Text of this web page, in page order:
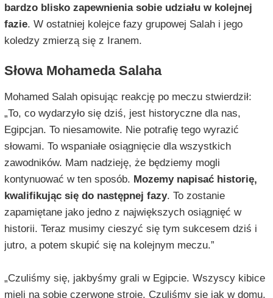
bardzo blisko zapewnienia sobie udziału w kolejnej
fazie. W ostatniej kolejce fazy grupowej Salah i jego
koledzy zmierzą się z Iranem.
Słowa Mohameda Salaha
Mohamed Salah opisując reakcję po meczu stwierdził:
„To, co wydarzyło się dziś, jest historyczne dla nas,
Egipcjan. To niesamowite. Nie potrafię tego wyrazić
słowami. To wspaniałe osiągnięcie dla wszystkich
zawodników. Mam nadzieję, że będziemy mogli
kontynuować w ten sposób. Mozemy napisać historię,
kwalifikując się do następnej fazy. To zostanie
zapamiętane jako jedno z największych osiągnięć w
historii. Teraz musimy cieszyć się tym sukcesem dziś i
jutro, a potem skupić się na kolejnym meczu.”
„Czuliśmy się, jakbyśmy grali w Egipcie. Wszyscy kibice
mieli na sobie czerwone stroje. Czuliśmy się jak w domu.